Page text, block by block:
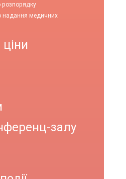
розпорядку
надання медичних
залу